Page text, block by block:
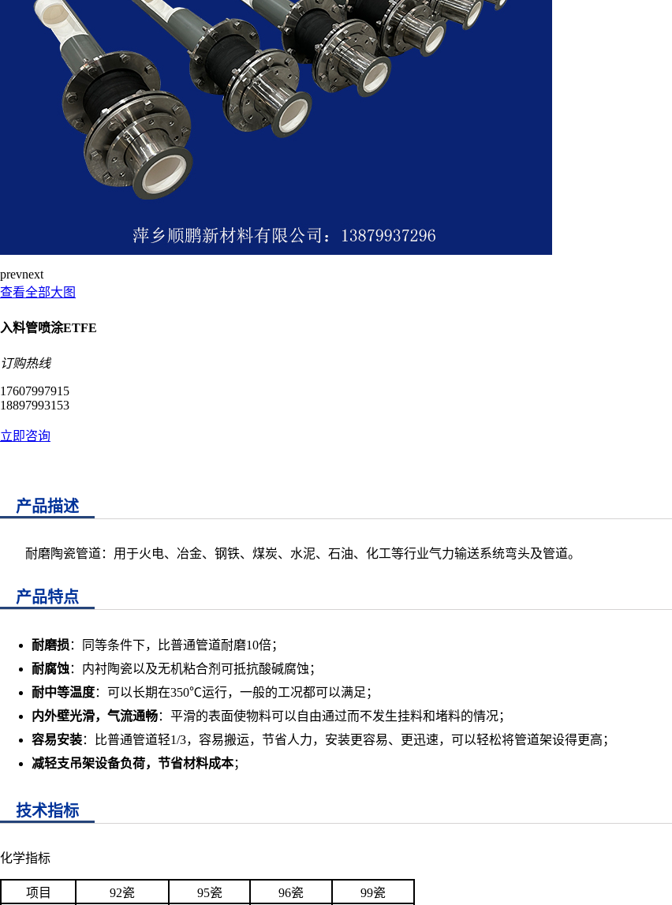
prevnext
查看全部大图
入料管喷涂ETFE
订购热线
17607997915
18897993153
立即咨询
产品描述
耐磨陶瓷管道：用于火电、冶金、钢铁、煤炭、水泥、石油、化工等行业气力输送系统弯头及管道。
产品特点
耐磨损 ：同等条件下，比普通管道耐磨10倍；
耐腐蚀：内衬陶瓷以及无机粘合剂可抵抗酸碱腐蚀；
耐中等温度：可以长期在350℃运行，一般的工况都可以满足；
内外壁光滑，气流通畅：平滑的表面使物料可以自由通过而不发生挂料和堵料的情况；
容易安装：比普通管道轻1/3，容易搬运，节省人力，安装更容易、更迅速，可以轻松将管道架设得更高；
减轻支吊架设备负荷，节省材料成本；
技术指标
化学指标
项目 92瓷 95瓷 96瓷 99瓷